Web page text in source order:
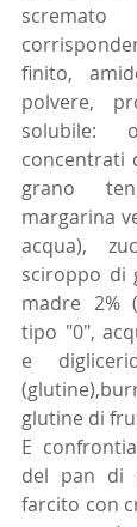
finito,
polvere,
solubile:
concentrati
grano
margarina
acqua),
sciroppo di
madre 2%
tipo "0",
e
glutine di
E
del pan di
farcito con